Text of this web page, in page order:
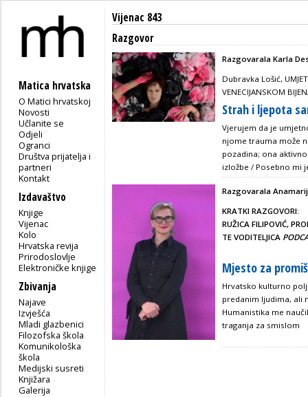
Matica hrvatska
O Matici hrvatskoj
Novosti
Učlanite se
Odjeli
Ogranci
Društva prijatelja i
partneri
Kontakt
Izdavaštvo
Knjige
Vijenac
Kolo
Hrvatska revija
Prirodoslovlje
Elektroničke knjige
Zbivanja
Najave
Izvješća
Mladi glazbenici
Filozofska škola
Komunikološka
škola
Medijski susreti
Knjižara
Galerija
Vijenac 843
Razgovor
Razgovarala Karla
Dubravka Lošić,
VENECIJANSKOM
Strah i ljepota
Vjerujem da je
njome trauma može
pozadina; ona
izložbe / Posebno mi
Razgovarala
KRATKI RAZGOVORI:
RUŽICA FILIPOVIĆ,
TE VODITELJICA
Mjesto za
Hrvatsko kulturno
predanim ljudima, ali
Humanistika me
traganja za smislom